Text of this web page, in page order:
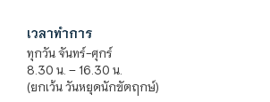
เวลาทำการ
ทุกวัน จันทร์-ศุกร์
8.30 น. – 16.30 น.
(ยกเว้น วันหยุดนักขัตฤกษ์)